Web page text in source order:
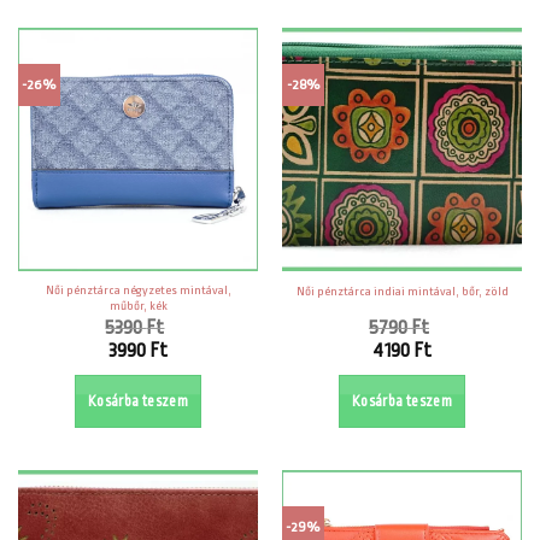
-26%
Női pénztárca négyzetes mintával,
műbőr, kék
5390Ft
Original
5390 Ft.
3990 Ft
Current
price
is:
3990 Ft.
Kosárba teszem
-28%
Női pénztárca indiai mintával, bőr, zöld
5790Ft
Original
5790 Ft.
4190 Ft
Current
price
is:
4190 Ft.
Kosárba teszem
-29%